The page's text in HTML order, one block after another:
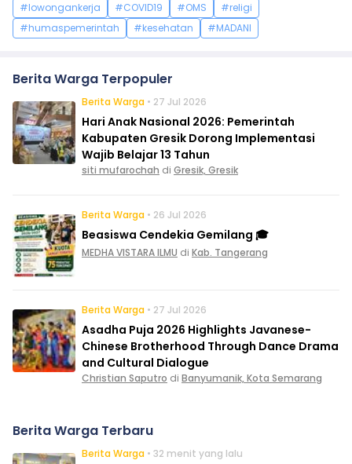
#lowongankerja #COVID19 #OMS
#religi
#humaspemerintah
#kesehatan #MADANI
Berita Warga Terpopuler
Berita Warga • 27 Jul 2026
Hari Anak Nasional 2026: Pemerintah
Kabupaten Gresik Dorong Implementasi
Wajib Belajar 13 Tahun
siti mufarochah di Gresik, Gresik
Berita Warga • 26 Jul 2026
Beasiswa Cendekia Gemilang 🎓
MEDHA VISTARA ILMU di Kab. Tangerang
Berita Warga • 27 Jul 2026
Asadha Puja 2026 Highlights Javanese-
Chinese Brotherhood Through Dance Drama
and Cultural Dialogue
Christian Saputro di Banyumanik, Kota Semarang
Berita Warga Terbaru
Berita Warga • 32 menit yang lalu